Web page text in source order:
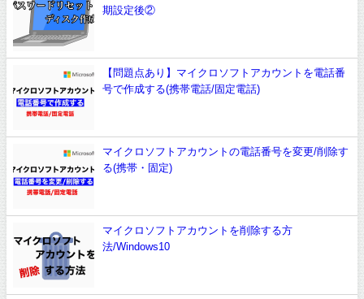
期設定後②
【問題点あり】マイクロソフトアカウントを電話番
号で作成する(携帯電話/固定電話)
マイクロソフトアカウントの電話番号を変更/削除す
る(携帯・固定)
マイクロソフトアカウントを削除する方
法/Windows10